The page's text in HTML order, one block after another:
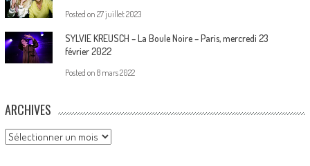
Posted on 27 juillet 2023
SYLVIE KREUSCH – La Boule Noire – Paris, mercredi 23
février 2022
Posted on 8 mars 2022
ARCHIVES
Archives